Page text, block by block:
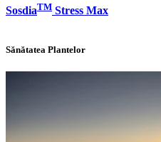
SosdiaTM Stress Max
Sănătatea Plantelor